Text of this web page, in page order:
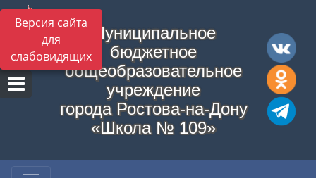
Версия сайта
для
слабовидящих
Муниципальное
бюджетное
общеобразовательное
учреждение
города Ростова-на-Дону
«Школа № 109»